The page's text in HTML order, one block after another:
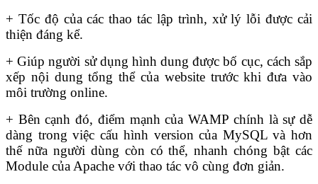
+ Tốc độ của các thao tác lập trình, xử lý lỗi được cải
thiện đáng kể.
+ Giúp người sử dụng hình dung được bố cục, cách sắp
xếp nội dung tổng thể của website trước khi đưa vào
môi trường online.
+ Bên cạnh đó, điểm mạnh của WAMP chính là sự dễ
dàng trong việc cấu hình version của MySQL và hơn
thế nữa người dùng còn có thể, nhanh chóng bật các
Module của Apache với thao tác vô cùng đơn giản.